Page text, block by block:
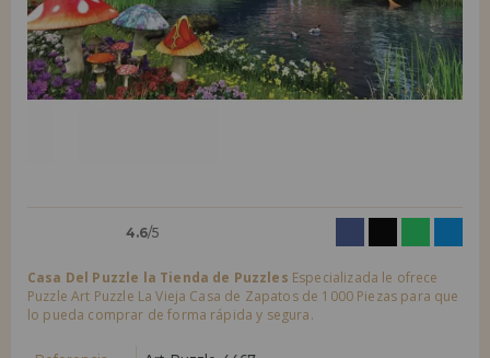
LIQUIDACIONES
INFORMACIÓN
Quiero registrarme como
nuevo cliente
Al crear una cuenta en casadelpuzzle.com podrás realizar tus compras
4.6/5
Casa Del Puzzle la Tienda de Puzzles Especializada le ofrece
Puzzle Art Puzzle La Vieja Casa de Zapatos de 1000 Piezas para que
lo pueda comprar de forma rápida y segura.